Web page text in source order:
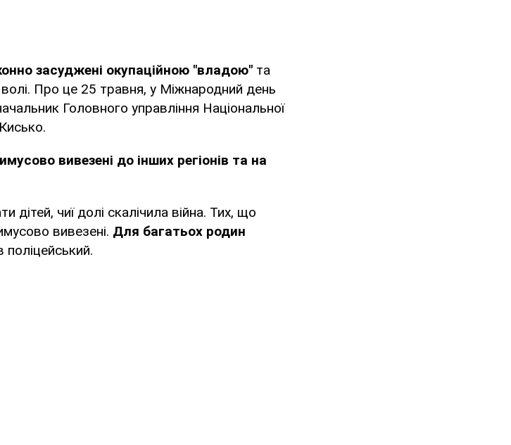
засуджені окупаційною "владою" та
Про це 25 травня, у Міжнародний день
Головного управління Національної
вивезені до інших регіонів та на
дітей, чиї долі скалічила війна. Тих, що
вивезені. Для багатьох родин
поліцейський.